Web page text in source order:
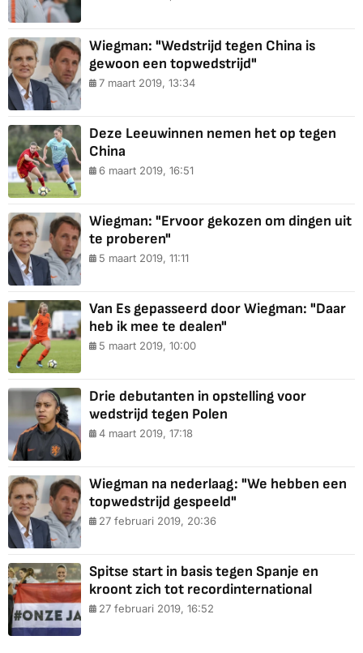
Wiegman: "Wedstrijd tegen China is
gewoon een topwedstrijd"
7 maart 2019, 13:34
Deze Leeuwinnen nemen het op tegen
China
6 maart 2019, 16:51
Wiegman: "Ervoor gekozen om dingen uit
te proberen"
5 maart 2019, 11:11
Van Es gepasseerd door Wiegman: "Daar
heb ik mee te dealen"
5 maart 2019, 10:00
Drie debutanten in opstelling voor
wedstrijd tegen Polen
4 maart 2019, 17:18
Wiegman na nederlaag: "We hebben een
topwedstrijd gespeeld"
27 februari 2019, 20:36
Spitse start in basis tegen Spanje en
kroont zich tot recordinternational
27 februari 2019, 16:52